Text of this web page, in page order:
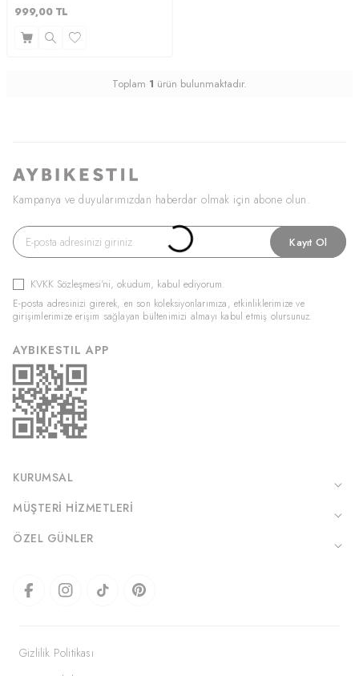
999,00 TL
Toplam 1 ürün bulunmaktadır.
Kampanya ve duyularımızdan haberdar olmak için abone olun.
Kayıt Ol
KVKK Sözleşmesi'ni, okudum, kabul ediyorum.
E-posta adresinizi girerek, en son koleksiyonlarımıza, etkinliklerimize ve
girişimlerimize erişim sağlayan bültenimizi almayı kabul etmiş olursunuz.
AYBIKESTIL APP
KURUMSAL
MÜŞTERI HIZMETLERI
ÖZEL GÜNLER
Gizlilik Politikası